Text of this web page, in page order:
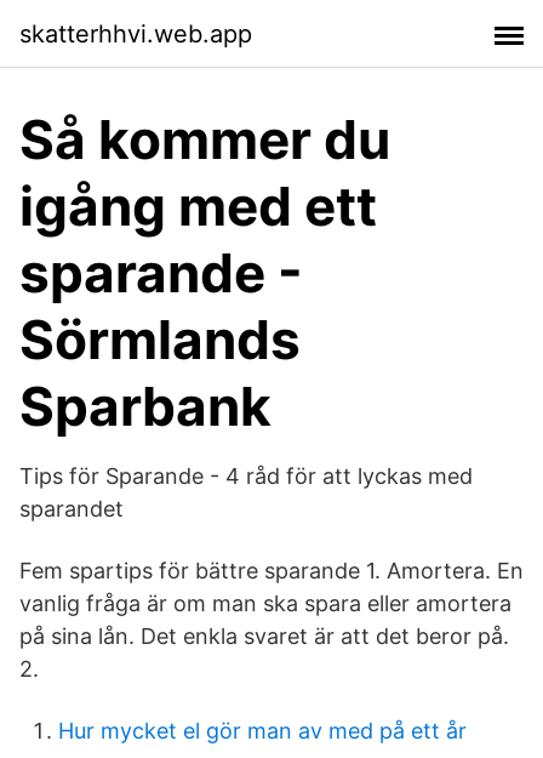
skatterhhvi.web.app
Så kommer du
igång med ett
sparande -
Sörmlands
Sparbank
Tips för Sparande - 4 råd för att lyckas med
sparandet
Fem spartips för bättre sparande 1. Amortera. En
vanlig fråga är om man ska spara eller amortera
på sina lån. Det enkla svaret är att det beror på.
2.
Hur mycket el gör man av med på ett år